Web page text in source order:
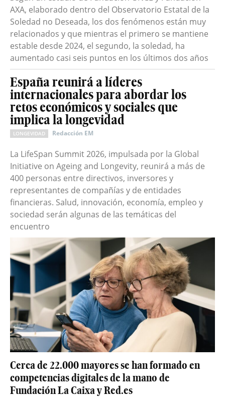
AXA, elaborado dentro del Observatorio Estatal de la
Soledad no Deseada, los dos fenómenos están muy
relacionados y que mientras el primero se mantiene
estable desde 2024, el segundo, la soledad, ha
aumentado casi seis puntos en los últimos dos años
España reunirá a líderes
internacionales para abordar los
retos económicos y sociales que
implica la longevidad
LONGEVIDAD Redacción EM
La LifeSpan Summit 2026, impulsada por la Global
Initiative on Ageing and Longevity, reunirá a más de
400 personas entre directivos, inversores y
representantes de compañías y de entidades
financieras. Salud, innovación, economía, empleo y
sociedad serán algunas de las temáticas del
encuentro
Cerca de 22.000 mayores se han formado en
competencias digitales de la mano de
Fundación La Caixa y Red.es